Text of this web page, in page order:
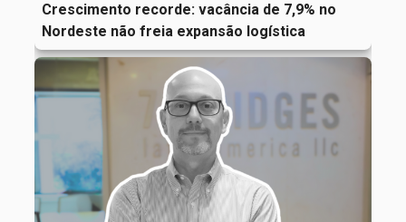
Crescimento recorde: vacância de 7,9% no
Nordeste não freia expansão logística